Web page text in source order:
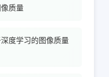
质量
度学习的图像质量